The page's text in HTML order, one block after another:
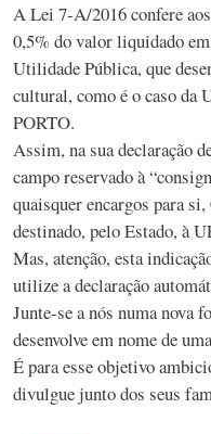
A Lei 7-A/2016 confere
0,5% do valor liquidado
Utilidade Pública, que
cultural, como é o caso
PORTO.
Assim, na sua declaração
campo reservado à
quaisquer encargos para
destinado, pelo Estado, à
Mas, atenção, esta
utilize a declaração
Junte-se a nós numa nova
desenvolve em nome de
É para esse objetivo
divulgue junto dos seus